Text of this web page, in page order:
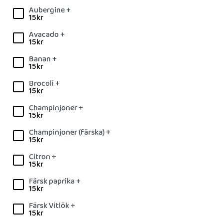
Aubergine +
15kr
Avacado +
15kr
Banan +
15kr
Brocoli +
15kr
Champinjoner +
15kr
Champinjoner (färska) +
15kr
Citron +
15kr
Färsk paprika +
15kr
Färsk Vitlök +
15kr